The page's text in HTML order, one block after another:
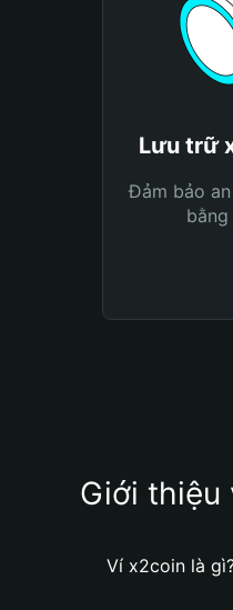
Lưu trữ
Đảm bảo
Giới thiệu
Ví x2coin là